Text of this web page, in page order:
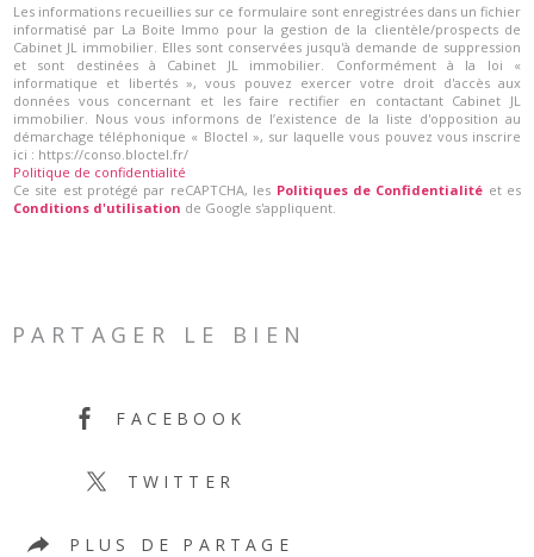
Les informations recueillies sur ce formulaire sont enregistrées dans un fichier
informatisé par La Boite Immo pour la gestion de la clientèle/prospects de
Cabinet JL immobilier. Elles sont conservées jusqu'à demande de suppression
et sont destinées à Cabinet JL immobilier. Conformément à la loi «
informatique et libertés », vous pouvez exercer votre droit d'accès aux
données vous concernant et les faire rectifier en contactant Cabinet JL
immobilier. Nous vous informons de l’existence de la liste d'opposition au
démarchage téléphonique « Bloctel », sur laquelle vous pouvez vous inscrire
ici : https://conso.bloctel.fr/
Politique de confidentialité
Ce site est protégé par reCAPTCHA, les Politiques de Confidentialité et es
Conditions d'utilisation de Google s'appliquent.
PARTAGER LE BIEN
FACEBOOK
TWITTER
PLUS DE PARTAGE